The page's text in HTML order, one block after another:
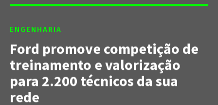
ENGENHARIA
Ford promove competição de
treinamento e valorização
para 2.200 técnicos da sua
rede